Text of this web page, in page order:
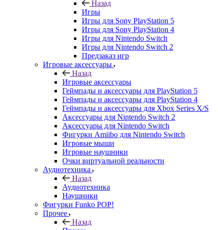
Назад
Игры
Игры для Sony PlayStation 5
Игры для Sony PlayStation 4
Игры для Nintendo Switch
Игры для Nintendo Switch 2
Предзаказ игр
Игровые аксессуары
Назад
Игровые аксессуары
Геймпады и аксессуары для PlayStation 5
Геймпады и аксессуары для PlayStation 4
Геймпады и аксессуары для Xbox Series X/S
Аксессуары для Nintendo Switch 2
Аксессуары для Nintendo Switch
Фигурки Amiibo для Nintendo Switch
Игровые мыши
Игровые наушники
Очки виртуальной реальности
Аудиотехника
Назад
Аудиотехника
Наушники
Фигурки Funko POP!
Прочее
Назад